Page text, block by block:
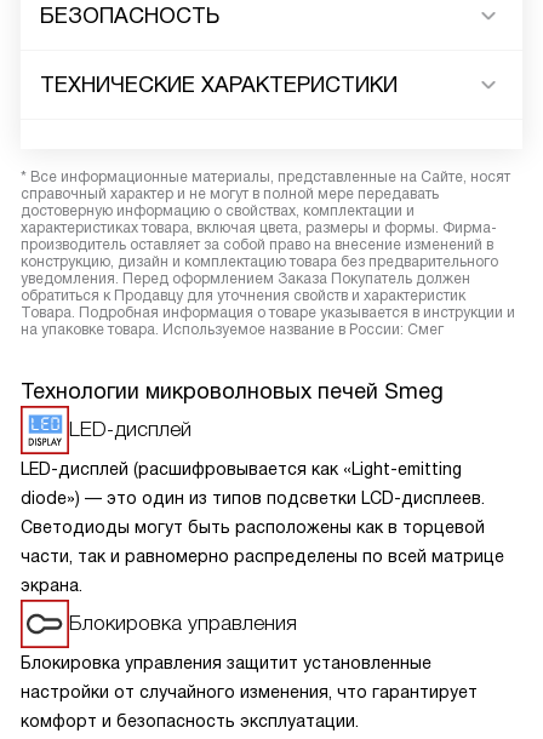
БЕЗОПАСНОСТЬ
ТЕХНИЧЕСКИЕ ХАРАКТЕРИСТИКИ
* Все информационные материалы, представленные на Сайте, носят
справочный характер и не могут в полной мере передавать
достоверную информацию о свойствах, комплектации и
характеристиках товара, включая цвета, размеры и формы. Фирма-
производитель оставляет за собой право на внесение изменений в
конструкцию, дизайн и комплектацию товара без предварительного
уведомления. Перед оформлением Заказа Покупатель должен
обратиться к Продавцу для уточнения свойств и характеристик
Товара. Подробная информация о товаре указывается в инструкции и
на упаковке товара. Используемое название в России: Смег
Технологии микроволновых печей Smeg
LED-дисплей
LED-дисплей (расшифровывается как «Light-emitting
diode») — это один из типов подсветки LCD-дисплеев.
Светодиоды могут быть расположены как в торцевой
части, так и равномерно распределены по всей матрице
экрана.
Блокировка управления
Блокировка управления защитит установленные
настройки от случайного изменения, что гарантирует
комфорт и безопасность эксплуатации.